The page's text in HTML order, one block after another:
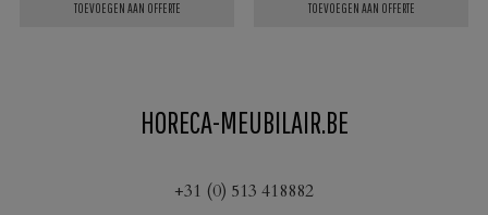
TOEVOEGEN AAN OFFERTE TOEVOEGEN AAN OFFERTE
HORECA-MEUBILAIR.BE
+31 (0) 513 418882